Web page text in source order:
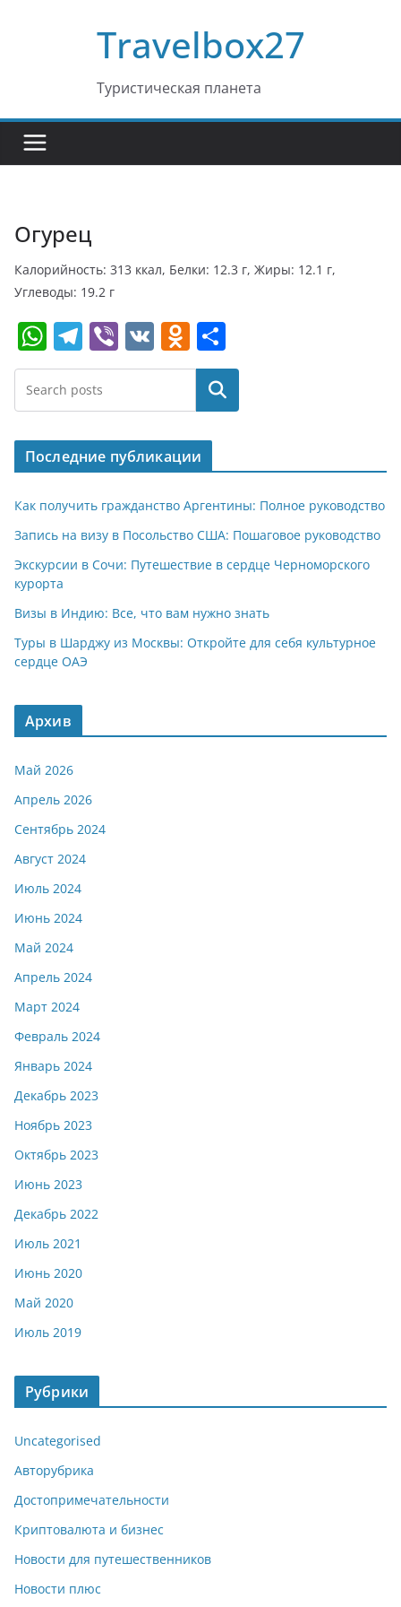
Travelbox27
Туристическая планета
Огурец
Калорийность: 313 ккал, Белки: 12.3 г, Жиры: 12.1 г,
Углеводы: 19.2 г
W
h
at
s
A
p
p
T
el
e
gr
a
m
Vi
b
V
K
O
d
o
kl
a
ss
ni
ki
т
п
р
в
и
т
ь
Поиск
Последние публикации
Как получить гражданство Аргентины: Полное руководство
Запись на визу в Посольство США: Пошаговое руководство
Экскурсии в Сочи: Путешествие в сердце Черноморского
курорта
Визы в Индию: Все, что вам нужно знать
Туры в Шарджу из Москвы: Откройте для себя культурное
сердце ОАЭ
Архив
Май 2026
Апрель 2026
Сентябрь 2024
Август 2024
Июль 2024
Июнь 2024
Май 2024
Апрель 2024
Март 2024
Февраль 2024
Январь 2024
Декабрь 2023
Ноябрь 2023
Октябрь 2023
Июнь 2023
Декабрь 2022
Июль 2021
Июнь 2020
Май 2020
Июль 2019
Рубрики
Uncategorised
Авторубрика
Достопримечательности
Криптовалюта и бизнес
Новости для путешественников
Новости плюс